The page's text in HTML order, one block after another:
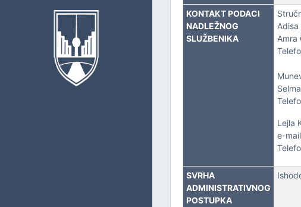
URED ZA INTERNU REVIZIJU
INSPEKCIJSKE POSLOVE
PRIVREDU, BUDŽET I FINANSIJE
IMOVINSKO-PRAVNE I GEODETSKE POSLOVE I KATASTAR
OBLAST PROSTORNOG UREĐENJA I URBANIZMA
KONTAKT PODACI
NADLEŽNOG
SLUŽBENIKA
Amra
Lejla
e-
SVRHA
ADMINISTRATIVNOG
POSTUPKA